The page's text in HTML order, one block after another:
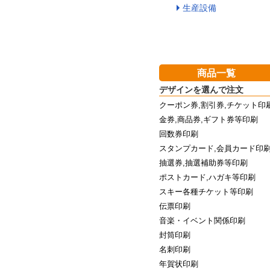
生産設備
商品一覧
デザインを選んで注文
クーポン券,割引券,チケット印
金券,商品券,ギフト券等印刷
回数券印刷
スタンプカード,会員カード印
抽選券,抽選補助券等印刷
ポストカード,ハガキ等印刷
スキー各種チケット等印刷
伝票印刷
音楽・イベント関係印刷
封筒印刷
名刺印刷
年賀状印刷